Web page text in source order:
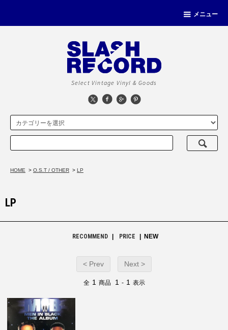
メニュー
Select Vintage Vinyl & Goods
HOME > O.S.T / OTHER > LP
LP
RECOMMEND PRICE | NEW
< Prev Next >
全 1 商品 1 - 1 表示